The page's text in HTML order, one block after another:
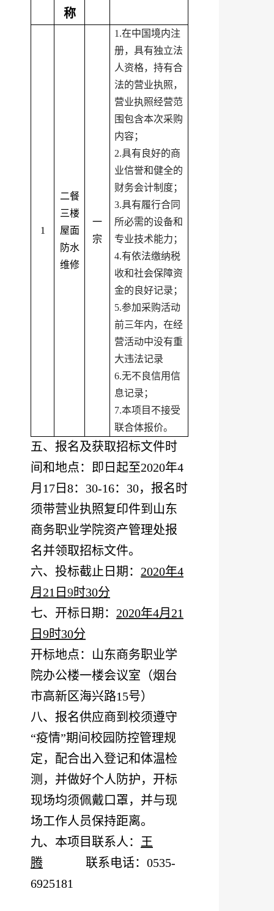
称
1
二餐
三楼
屋面
防水
维修
一
宗
1.在中国境内注
册，具有独立法
人资格，持有合
法的营业执照，
营业执照经营范
围包含本次采购
内容；
2.具有良好的商
业信誉和健全的
财务会计制度；
3.具有履行合同
所必需的设备和
专业技术能力；
4.有依法缴纳税
收和社会保障资
金的良好记录；
5.参加采购活动
前三年内，在经
营活动中没有重
大违法记录
6.无不良信用信
息记录；
7.本项目不接受
联合体报价。
五、报名及获取招标文件时
间和地点：即日起至2020年4
月17日8：30-16：30，报名时
须带营业执照复印件到山东
商务职业学院资产管理处报
名并领取招标文件。
六、投标截止日期： 2020年4
月21日 9时30分
七、开标日期： 2020年4月21
日9时30分
开标地点：山东商务职业学
院办公楼一楼会议室（烟台
市高新区海兴路15号）
八、报名供应商到校须遵守
“疫情”期间校园防控管理规
定，配合出入登记和体温检
测，并做好个人防护，开标
现场均须佩戴口罩，并与现
场工作人员保持距离。
九、本项目联系人： 王
腾
联系电话： 0535-
6925181